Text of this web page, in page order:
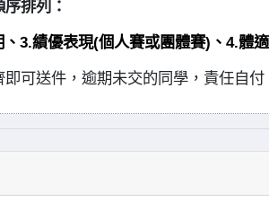
排列：
3.績優表現(個人賽或團體賽)、4.體
可送件，逾期未交的同學，責任自付